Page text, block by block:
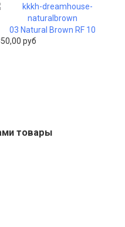
03 Natural Brown RF 10
руб
товары